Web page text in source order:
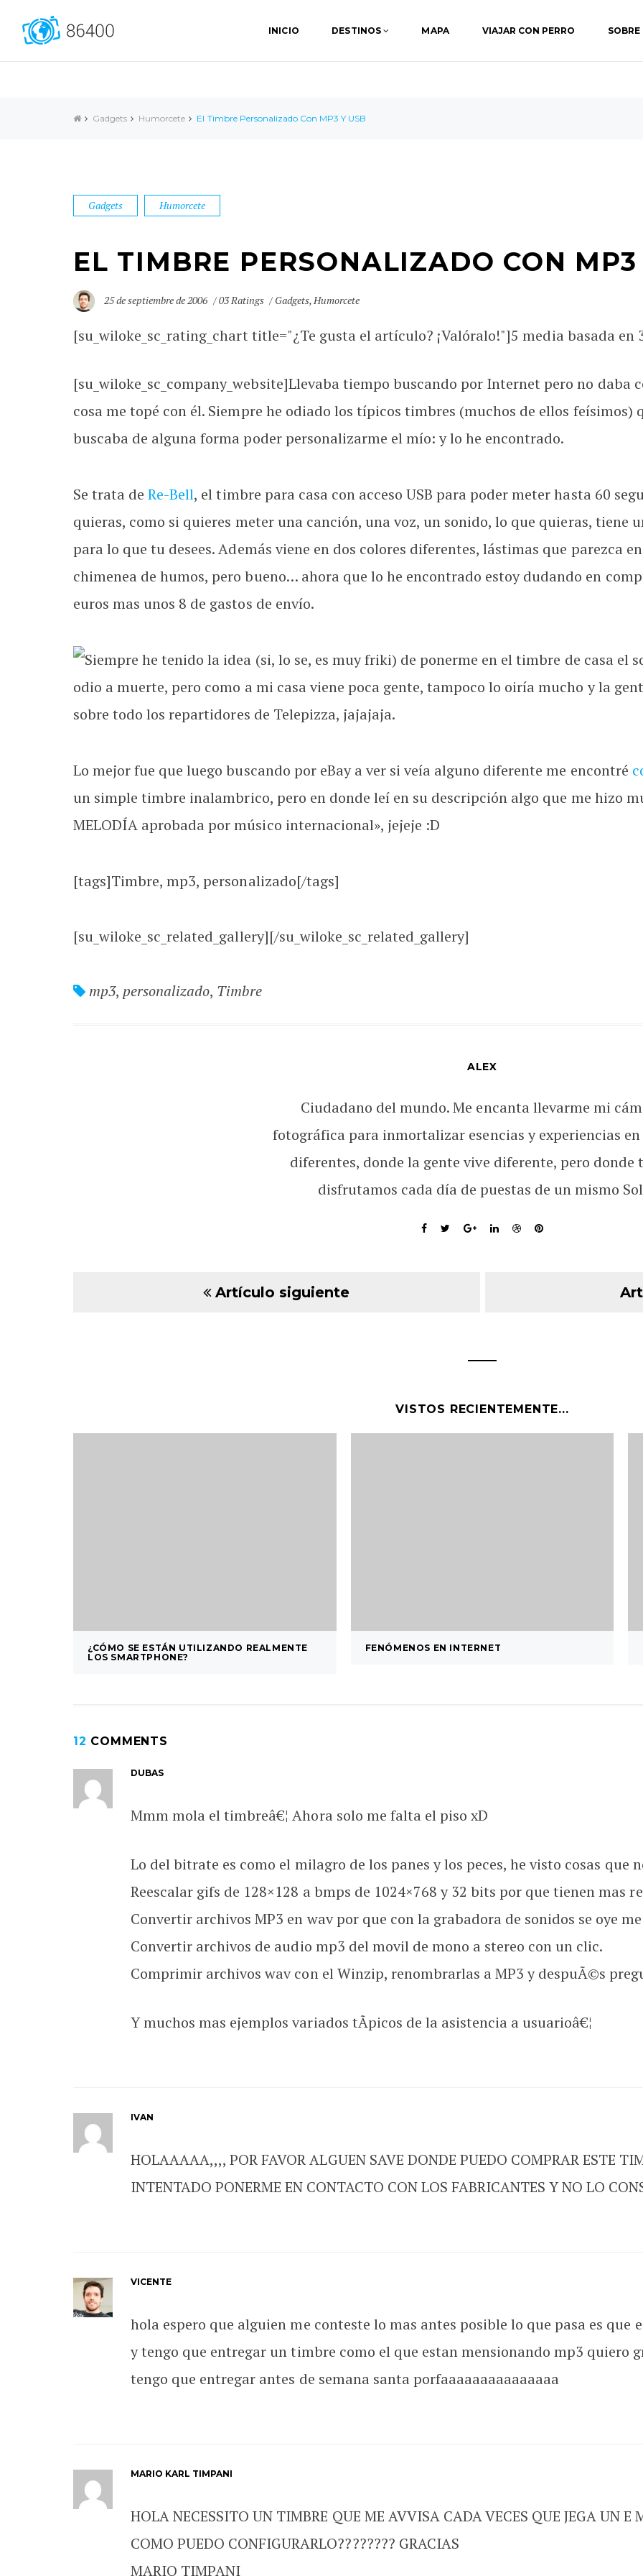
INICIO DESTINOS MAPA VIAJAR CON PERRO
Gadgets Humorcete El Timbre Personalizado Con MP3 Y USB
Gadgets Humorcete
EL TIMBRE PERSONALIZADO CON MP3
25 de septiembre de 2006 03 Ratings Gadgets, Humorcete
[su_wiloke_sc_rating_chart title="¿Te gusta el artículo? ¡Valóralo!"]5 media basada en
[su_wiloke_sc_company_website]Llevaba tiempo buscando por Internet pero no daba
cosa me topé con él. Siempre he odiado los típicos timbres (muchos de ellos feísimos)
buscaba de alguna forma poder personalizarme el mío: y lo he encontrado.
Se trata deRe-Bell, el timbre para casa con acceso USB para poder meter hasta 60
quieras, como si quieres meter una canción, una voz, un sonido, lo que quieras, tiene
para lo que tu desees. Además viene en dos colores diferentes, lástimas que parezca
chimenea de humos, pero bueno… ahora que lo he encontrado estoy dudando en
euros mas unos 8 de gastos de envío.
Siempre he tenido la idea (si, lo se, es muy friki) de ponerme en el timbre de casa el
odio a muerte, pero como a mi casa viene poca gente, tampoco lo oiría mucho y la
sobre todo los repartidores de Telepizza, jajajaja.
Lo mejor fue que luego buscando por eBay a ver si veía alguno diferente me encontré
un simple timbre inalambrico, pero en donde leí en su descripción algo que me hizo
MELODÍA aprobada por músico internacional», jejeje :D
[tags]Timbre, mp3, personalizado[/tags]
[su_wiloke_sc_related_gallery][/su_wiloke_sc_related_gallery]
mp3, personalizado, Timbre
ALEX
Ciudadano del mundo. Me encanta llevarme mi
fotográfica para inmortalizar esencias y experiencias en
diferentes, donde la gente vive diferente, pero donde
disfrutamos cada día de puestas de un mismo
Artículo siguiente
VISTOS RECIENTEMENTE...
¿CÓMO SE ESTÁN UTILIZANDO REALMENTE
LOS SMARTPHONE?
FENÓMENOS EN INTERNET
12 COMMENTS
DUBAS
Mmm mola el timbreâ€¦ Ahora solo me falta el piso xD
Lo del bitrate es como el milagro de los panes y los peces, he visto cosas que
Reescalar gifs de 128×128 a bmps de 1024×768 y 32 bits por que tienen mas
Convertir archivos MP3 en wav por que con la grabadora de sonidos se oye
Convertir archivos de audio mp3 del movil de mono a stereo con un clic.
Comprimir archivos wav con el Winzip, renombrarlas a MP3 y despuÃ©s
Y muchos mas ejemplos variados tÃ­picos de la asistencia a usuarioâ€¦
IVAN
HOLAAAAA,,,, POR FAVOR ALGUEN SAVE DONDE PUEDO COMPRAR ESTE
INTENTADO PONERME EN CONTACTO CON LOS FABRICANTES Y NO LO
VICENTE
hola espero que alguien me conteste lo mas antes posible lo que pasa es
y tengo que entregar un timbre como el que estan mensionando mp3 quiero
tengo que entregar antes de semana santa porfaaaaaaaaaaaaaaa
MARIO KARL TIMPANI
HOLA NECESSITO UN TIMBRE QUE ME AVVISA CADA VECES QUE JEGA UN E
COMO PUEDO CONFIGURARLO???????? GRACIAS
MARIO TIMPANI